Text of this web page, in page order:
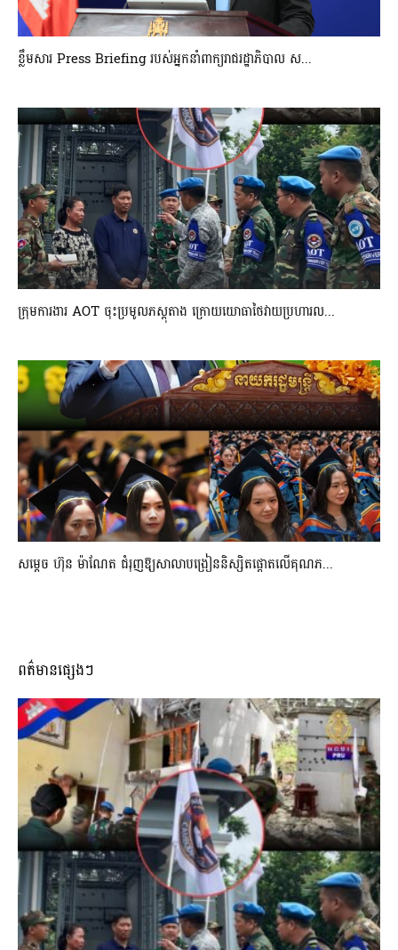
ខ្លឹមសារ Press Briefing របស់អ្នកនាំពាក្យរាជរដ្ឋាភិបាល ស...
ក្រុមការងារ AOT ចុះប្រមូលភស្តុតាង ក្រោយយោធាថៃវាយប្រហារល...
សម្តេច ហ៊ុន ម៉ាណែត ជំរុញឱ្យសាលាបង្រៀននិស្សិតផ្តោតលើគុណភ...
ពត៌មានផ្សេងៗ